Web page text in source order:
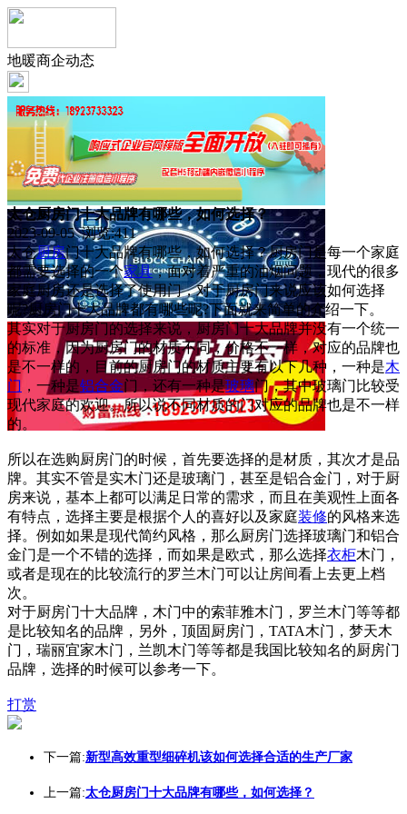
地暖商企动态
太仓厨房门十大品牌有哪些，如何选择？
2023-09-05 浏览:411
太仓厨房门十大品牌有哪些，如何选择？厨房门是每一个家庭
都需要选择的一个家具，面对着严重的油烟问题，现代的很多
家庭厨房还是选择了使用门，对于厨房门来说应该如何选择
呢?厨房门十大品牌都有哪些呢?下面就来简单的介绍一下。
其实对于厨房门的选择来说，厨房门十大品牌并没有一个统一
的标准，因为厨房门的材质不同，价格不一样，对应的品牌也
是不一样的，目前的厨房门的材质主要有以下几种，一种是木
门 ，一种是铝合金门，还有一种是玻璃门，其中玻璃门比较受
现代家庭的欢迎。所以说不同材质的门对应的品牌也是不一样
的。
所以在选购厨房门的时候，首先要选择的是材质，其次才是品
牌。其实不管是实木门还是玻璃门，甚至是铝合金门，对于厨
房来说，基本上都可以满足日常的需求，而且在美观性上面各
有特点，选择主要是根据个人的喜好以及家庭装修的风格来选
择。例如如果是现代简约风格，那么厨房门选择玻璃门和铝合
金门是一个不错的选择，而如果是欧式，那么选择衣柜木门，
或者是现在的比较流行的罗兰木门可以让房间看上去更上档
次。
对于厨房门十大品牌，木门中的索菲雅木门，罗兰木门等等都
是比较知名的品牌，另外，顶固厨房门，TATA木门，梦天木
门，瑞丽宜家木门，兰凯木门等等都是我国比较知名的厨房门
品牌，选择的时候可以参考一下。
打赏
下一篇:新型高效重型细碎机该如何选择合适的生产厂家
上一篇:太仓厨房门十大品牌有哪些，如何选择？